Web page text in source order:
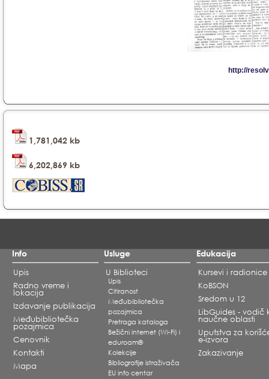
1,781,042 kb
6,202,869 kb
Info
Upis
Radno vreme i
lokacija
Izdavanje publikacija
Međubibliotečka
pozajmica
Cenovnik
Kontakti
Mapa
Usluge
U Biblioteci
Upis
Citiranost
Međubibliotečka
pozajmica
Pretraga kataloga
Bežični internet (Wi-Fi) i
eduroam®
Kolekcije
Bibliografije istraživača
EU info centar
Edukacija
Kursevi i radionice
KoBSON
Sredom u 12
LibGuides - vodič
naučne oblasti
Uputstva za
e-izvora
Zakazivanje